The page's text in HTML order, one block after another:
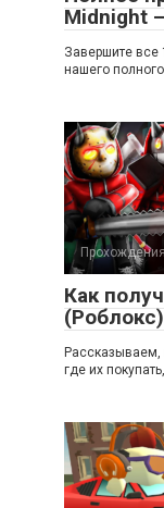
Midnight
Завершите
нашего
Прохождения
Как
Рассказываем,
где их